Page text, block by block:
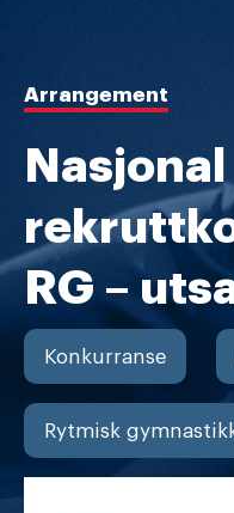
Arrangement
Nasjonal
RG –
Konkurranse
Rytmisk